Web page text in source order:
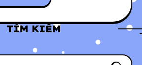
TÌM KIẾM